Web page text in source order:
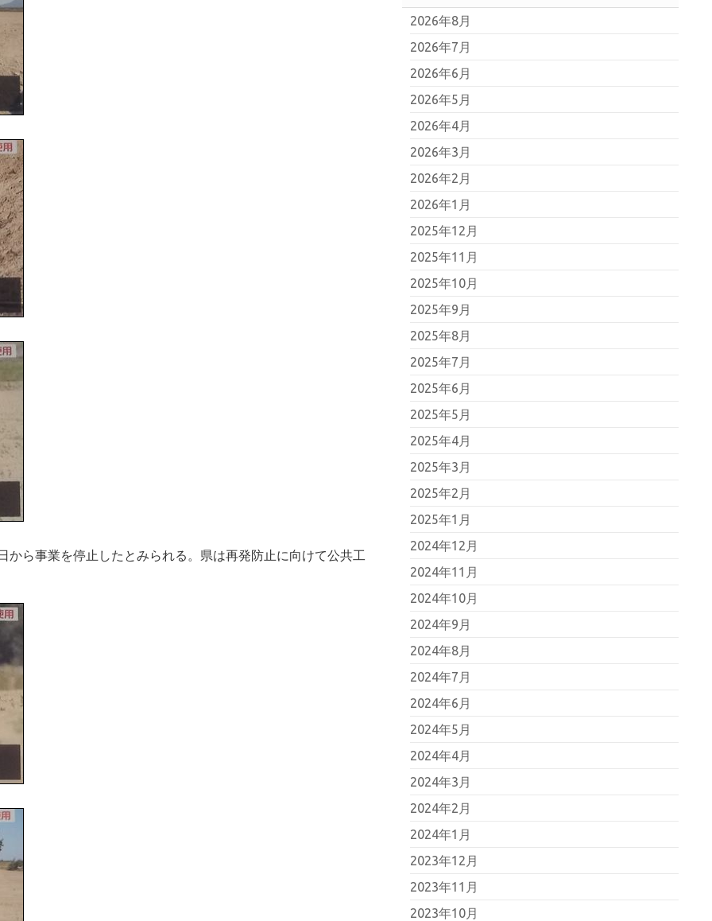
ら事業を停止したとみられる。県は再発防止に向けて公共工
2026年8月
2026年7月
2026年6月
2026年5月
2026年4月
2026年3月
2026年2月
2026年1月
2025年12月
2025年11月
2025年10月
2025年9月
2025年8月
2025年7月
2025年6月
2025年5月
2025年4月
2025年3月
2025年2月
2025年1月
2024年12月
2024年11月
2024年10月
2024年9月
2024年8月
2024年7月
2024年6月
2024年5月
2024年4月
2024年3月
2024年2月
2024年1月
2023年12月
2023年11月
2023年10月